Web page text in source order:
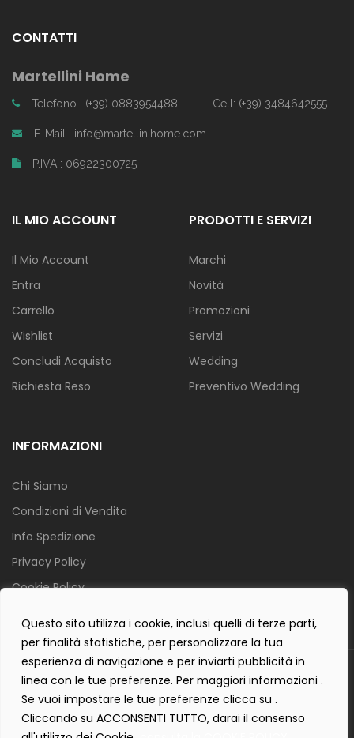
Questo sito utilizza i cookie, inclusi quelli di terze parti,
per finalità statistiche, per personalizzare la tua
esperienza di navigazione e per inviarti pubblicità in
linea con le tue preferenze. Per maggiori informazioni .
Se vuoi impostare le tue preferenze clicca su .
Cliccando su ACCONSENTI TUTTO, darai il consenso
CONTATTI
Martellini Home
Telefono : (+39) 0883954488 Cell: (+39) 3484642555
E-Mail : info@martellinihome.com
P.IVA : 06922300725
IL MIO ACCOUNT
Il Mio Account
Entra
Carrello
Wishlist
Concludi Acquisto
Richiesta Reso
PRODOTTI E SERVIZI
Marchi
Novità
Promozioni
Servizi
Wedding
Preventivo Wedding
INFORMAZIONI
Chi Siamo
Condizioni di Vendita
Info Spedizione
Privacy Policy
Cookie Policy
Copyright 2019 © Tecnostudio di Martellini Nicoletta
Powered with